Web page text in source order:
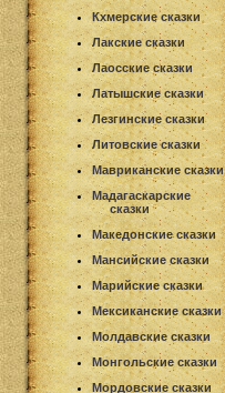
Кхмерские сказки
Лакские сказки
Лаосские сказки
Латышские сказки
Лезгинские сказки
Литовские сказки
Мавриканские сказки
Мадагаскарские
сказки
Македонские сказки
Мансийские сказки
Марийские сказки
Мексиканские сказки
Молдавские сказки
Монгольские сказки
Мордовские сказки